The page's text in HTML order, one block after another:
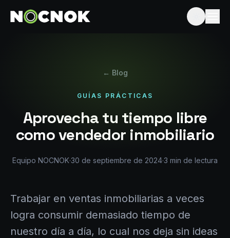
← Blog
GUÍAS PRÁCTICAS
Aprovecha tu tiempo libre
como vendedor inmobiliario
Equipo NOCNOK·30 de septiembre de 2024·3 min de lectura
Trabajar en ventas inmobiliarias a veces
logra consumir demasiado tiempo de
nuestro día a día, lo cual nos deja sin ideas